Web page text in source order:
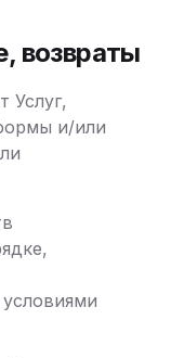
возвраты
Услуг,
и/или